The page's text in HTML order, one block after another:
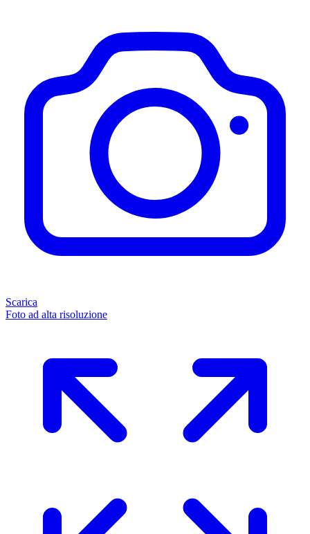
Scarica
Foto ad alta risoluzione